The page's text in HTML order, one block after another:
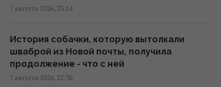
РФ полностью разрушила жилой дом в
среди них ребенок
07:36 суббота, 08 августа 2026
В июле Украина сбила 87% ударных дронов
7 августа 2026, 23:14
История собачки, которую вытолкали
шваброй из Новой почты, получила
продолжение - что с ней
7 августа 2026, 22:36